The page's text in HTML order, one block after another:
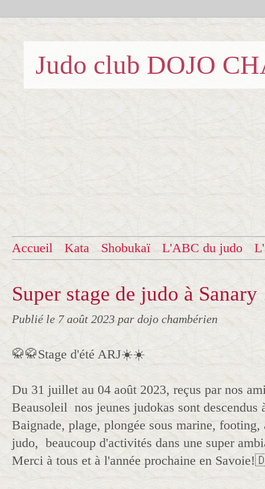
Judo club DOJO
Accueil Kata Shobukaï L'ABC du judo
Super stage de judo à
Publié le 7 août 2023 par dojo chambérien
🥋🥋Stage d'été ARJ☀️☀️
Du 31 juillet au 04 août 2023, reçus par nos
Beausoleil nos jeunes judokas sont descendus
Baignade, plage, plongée sous marine, footing,
judo, beaucoup d'activités dans une super
Merci à tous et à l'année prochaine en